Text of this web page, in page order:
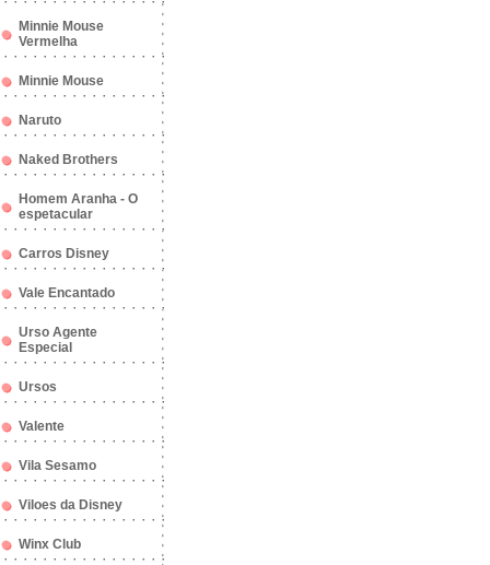
Minnie Mouse
Vermelha
Minnie Mouse
Naruto
Naked Brothers
Homem Aranha - O
espetacular
Carros Disney
Vale Encantado
Urso Agente
Especial
Ursos
Valente
Vila Sesamo
Viloes da Disney
Winx Club